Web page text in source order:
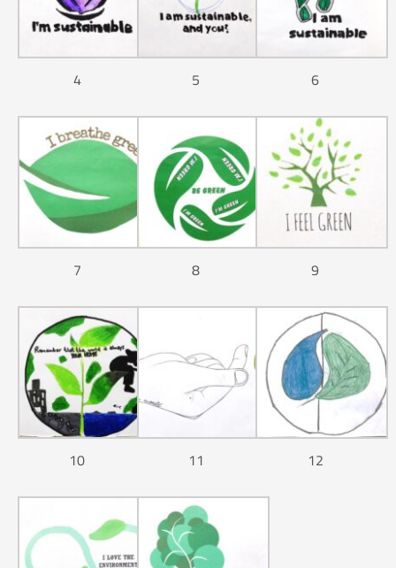
4 5 6
7 8 9
10 11 12